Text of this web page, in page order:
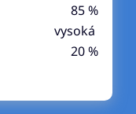
85 %
vysoká
20 %